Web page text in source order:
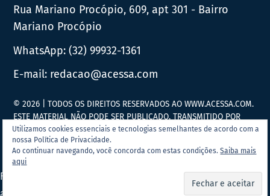
Rua Mariano Procópio, 609, apt 301 - Bairro
Mariano Procópio
WhatsApp:(32) 99932-1361
E-mail: redacao@acessa.com
Utilizamos cookies essenciais e tecnologias semelhantes de acordo com a
nossa Política de Privacidade.
Ao continuar navegando, você concorda com estas condições.Saiba mais
aqui
© 2026 | TODOS OS DIREITOS RESERVADOS AO WWW.ACESSA.COM.
ESTE MATERIAL NÃO PODE SER PUBLICADO, TRANSMITIDO POR
BROADCAST, REESCRITO OU REDISTRIBUÍDO SEM PRÉVIA
AUTORIZAÇÃO.
Portal Acessa.com é
associado ao